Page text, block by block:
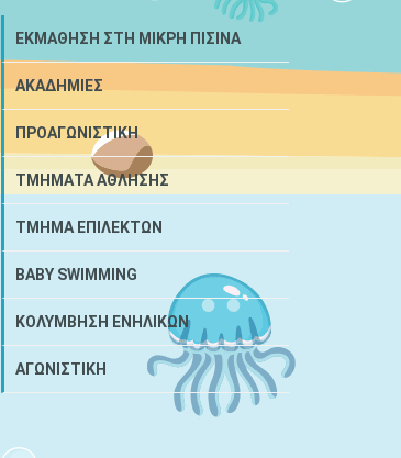
ΕΚΜΑΘΗΣΗ ΣΤΗ ΜΙΚΡΗ ΠΙΣΙΝΑ
ΑΚΑΔΗΜΙΕΣ
ΠΡΟΑΓΩΝΙΣΤΙΚΗ
ΤΜΗΜΑΤΑ ΑΘΛΗΣΗΣ
ΤΜΗΜΑ ΕΠΙΛΕΚΤΩΝ
BABY SWIMMING
ΚΟΛΥΜΒΗΣΗ ΕΝΗΛΙΚΩΝ
ΑΓΩΝΙΣΤΙΚΗ